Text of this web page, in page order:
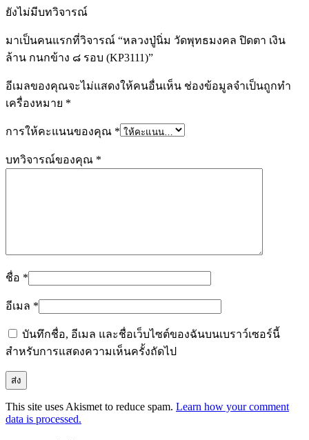
ยังไม่มีบทวิจารณ์
มาเป็นคนแรกที่วิจารณ์ “หลวงปู่นิ่ม วัดพุทธมงคล ปิดตา เงิน
ล้าน กนกข้าง ๘ รอบ (KP3111)”
อีเมลของคุณจะไม่แสดงให้คนอื่นเห็น ช่องข้อมูลจำเป็นถูกทำ
เครื่องหมาย *
การให้คะแนนของคุณ *
บทวิจารณ์ของคุณ *
ชื่อ *
อีเมล *
บันทึกชื่อ, อีเมล และชื่อเว็บไซต์ของฉันบนเบราว์เซอร์นี้
สำหรับการแสดงความเห็นครั้งถัดไป
This site uses Akismet to reduce spam. Learn how your comment
data is processed.